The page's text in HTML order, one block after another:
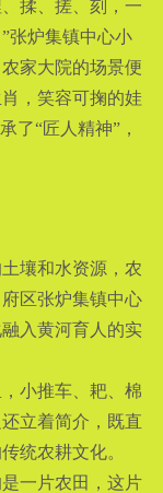
揉、搓、刻，一
张炉集镇中心小
家大院的场景便
，笑容可掬的娃
了“匠人精神”，
壤和水资源，农
区张炉集镇中心
入黄河育人的实
小推车、耙、棉
立着简介，既直
统农耕文化。
一片农田，这片